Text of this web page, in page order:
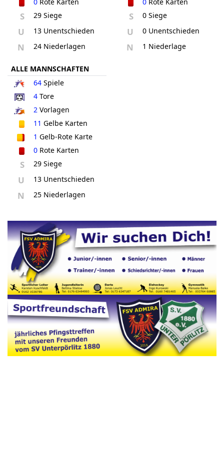
S 29 Siege
U 13 Unentschieden
N 24 Niederlagen
S 0 Siege
U 0 Unentschieden
N 1 Niederlage
ALLE MANNSCHAFTEN
64 Spiele
4 Tore
2 Vorlagen
11 Gelbe Karten
1 Gelb-Rote Karte
0 Rote Karten
S 29 Siege
U 13 Unentschieden
N 25 Niederlagen